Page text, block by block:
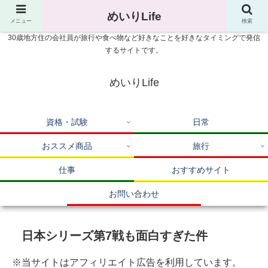
30歳地方住の会社員が旅行や食べ物など好きなことを好きなタイミングで発信
するサイトです。
めいりLife
資格・試験 日常
おススメ商品 旅行
仕事 おすすめサイト
お問い合わせ
日本シリーズ第7戦も面白すぎた件
※当サイトはアフィリエイト広告を利用しています。
メニュー めいりLife 検索